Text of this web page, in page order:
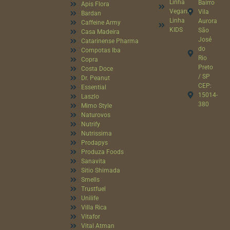
Apis Flora
Bardan
Caffeine Army
Casa Madeira
Catarinense Pharma
Compotas Iba
Copra
Costa Doce
Dr. Peanut
Essential
Laszlo
Mimo Style
Naturovos
Nutrify
Nutrissima
Prodapys
Produza Foods
Sanavita
Sitio Shimada
Smells
Trustfuel
Unilife
Villa Rica
Vitafor
Vital Atman
Linha
Vegana
Linha
KIDS
Bairro
Vila
Aurora
São
José
do
Rio
Preto
/ SP
CEP:
15014-
380